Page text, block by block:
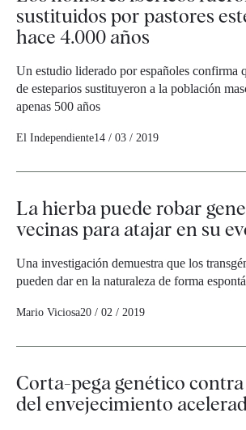
sustituidos por pastores
hace 4.000 años
Un estudio liderado por españoles confirma
de esteparios sustituyeron a la población
apenas 500 años
El Independiente14 / 03 / 2019
La hierba puede robar
vecinas para atajar en su
Una investigación demuestra que los
pueden dar en la naturaleza de forma
Mario Viciosa20 / 02 / 2019
Corta-pega genético
del envejecimiento